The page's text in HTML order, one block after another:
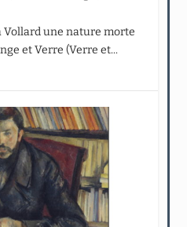
Vollard une nature morte
et Verre (Verre et...